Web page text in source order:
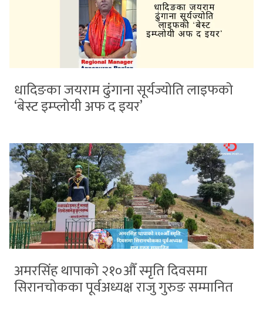
धादिङका जयराम ढुंगाना सूर्यज्योति लाइफको
‘बेस्ट इम्प्लोयी अफ द इयर’
अमरसिंह थापाको २१०औँ स्मृति दिवसमा
सिरानचोकका पूर्वअध्यक्ष राजु गुरुङ सम्मानित